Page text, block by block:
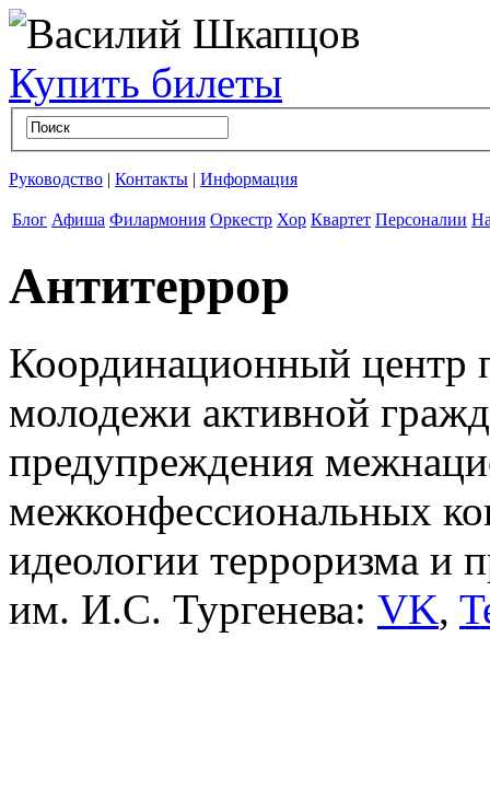
Купить билеты
Руководство | Контакты | Информация
Блог Афиша Филармония Оркестр Хор Квартет Персоналии
Антитеррор
Координационный центр
молодежи активной
предупреждения
межконфессиональных
идеологии терроризма и
им. И.С. Тургенева: VK,